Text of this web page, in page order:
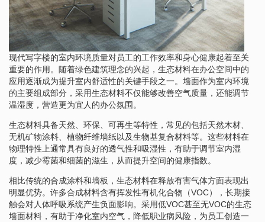
现代写字楼的室内环境质量对员工的工作效率和身心健康起着至关
重要的作用。随着绿色建筑理念的兴起，生态材料在办公空间中的
应用逐渐成为提升室内舒适性的关键手段之一。墙面作为室内环境
的主要组成部分，采用生态材料不仅能够改善空气质量，还能调节
温湿度，营造更为宜人的办公氛围。
生态材料具备天然、环保、可再生等特性，常见的包括天然木材、
无机矿物涂料、植物纤维墙纸以及生物基复合材料等。这些材料在
物理特性上通常具有良好的透气性和吸湿性，有助于调节室内湿
度，减少霉菌和细菌的滋生，从而提升空间的健康指数。
相比传统的合成涂料和墙板，生态材料在释放有害气体方面表现出
明显优势。许多合成材料含有挥发性有机化合物（VOC），长期接
触会对人体呼吸系统产生负面影响。采用低VOC甚至无VOC的生态
墙面材料，有助于净化室内空气，降低职业病风险，为员工创造一